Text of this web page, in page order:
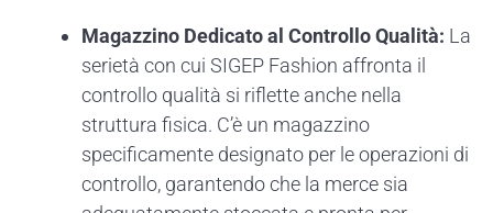
Magazzino Dedicato al Controllo Qualità: La
serietà con cui SIGEP Fashion affronta il
controllo qualità si riflette anche nella
struttura fisica. C’è un magazzino
specificamente designato per le operazioni di
controllo, garantendo che la merce sia